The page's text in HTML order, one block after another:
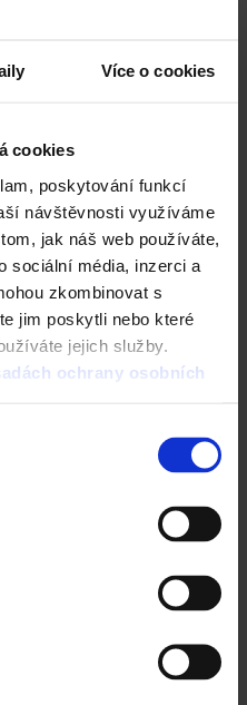
Více o cookies
cookies
poskytování funkcí
návštěvnosti využíváme
jak náš web používáte,
sociální média, inzerci a
zkombinovat s
jim poskytli nebo které
jejich služby.
ochrany osobních
střešní tašky?
firem.
OBLASTÍ
ke stažení
střešním taškám,
doplňkům.